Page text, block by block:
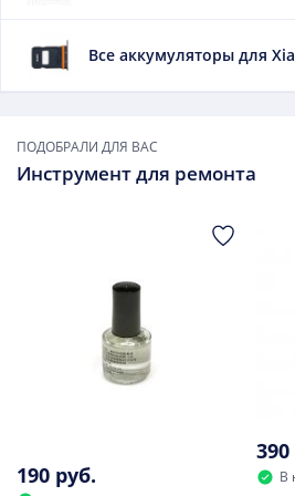
Заменить данный элемент
он быстро утрачивает заряд;
В дальнейшем использовать
Все аккумуляторы для
ПОДОБРАЛИ ДЛЯ ВАС
Инструмент для ремонта
190 руб.
390
В